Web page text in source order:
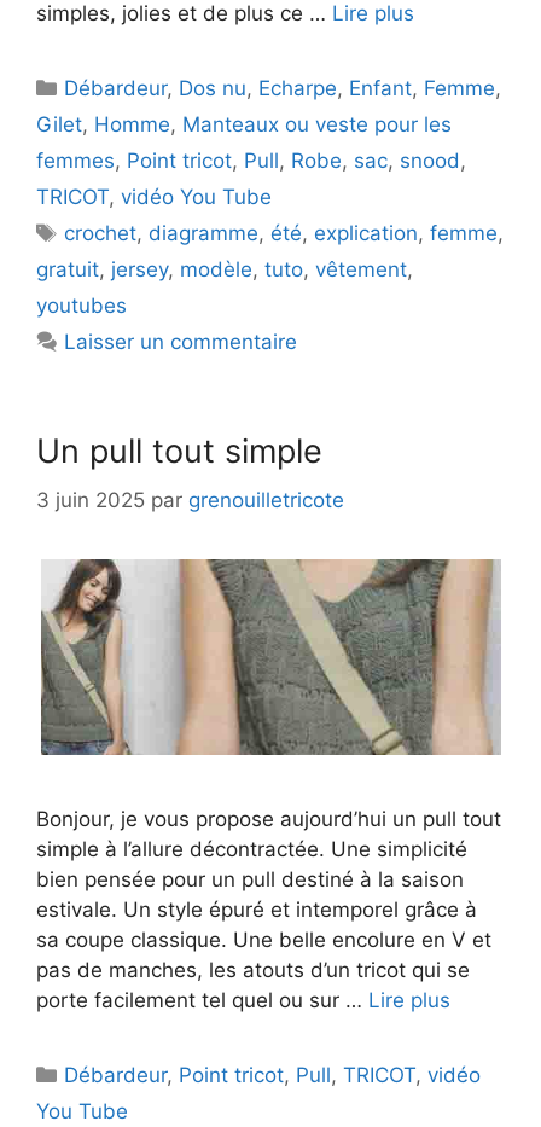
simples, jolies et de plus ce … Lire plus
Catégories
Débardeur, Dos nu, Echarpe, Enfant, Femme,
Gilet, Homme, Manteaux ou veste pour les
femmes, Point tricot, Pull, Robe, sac, snood,
TRICOT, vidéo You Tube
Étiquettes
crochet, diagramme, été, explication,femme,
gratuit, jersey, modèle, tuto, vêtement,
youtubes
Laisser un commentaire
Un pull tout simple
3 juin 2025 par grenouilletricote
Bonjour, je vous propose aujourd’hui un pull tout
simple à l’allure décontractée. Une simplicité
bien pensée pour un pull destiné à la saison
estivale. Un style épuré et intemporel grâce à
sa coupe classique. Une belle encolure en V et
pas de manches, les atouts d’un tricot qui se
porte facilement tel quel ou sur … Lire plus
Catégories
Débardeur, Point tricot, Pull,TRICOT,vidéo
You Tube